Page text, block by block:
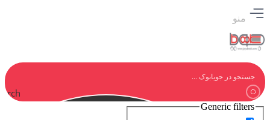
منو
Generic filters